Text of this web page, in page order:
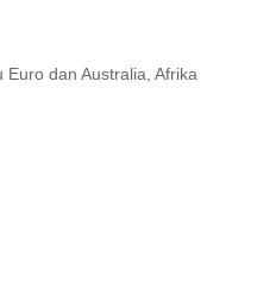
dan Australia, Afrika